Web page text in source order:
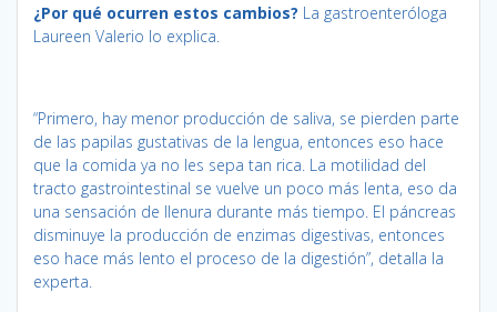
¿Por qué ocurren estos cambios? La gastroenteróloga
Laureen Valerio lo explica.
“Primero, hay menor producción de saliva, se pierden parte
de las papilas gustativas de la lengua, entonces eso hace
que la comida ya no les sepa tan rica. La motilidad del
tracto gastrointestinal se vuelve un poco más lenta, eso da
una sensación de llenura durante más tiempo. El páncreas
disminuye la producción de enzimas digestivas, entonces
eso hace más lento el proceso de la digestión”, detalla la
experta.